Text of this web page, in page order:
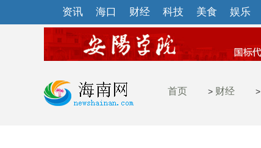
资讯 海口 财经 科技 美食 娱乐
首页 > 财经 >